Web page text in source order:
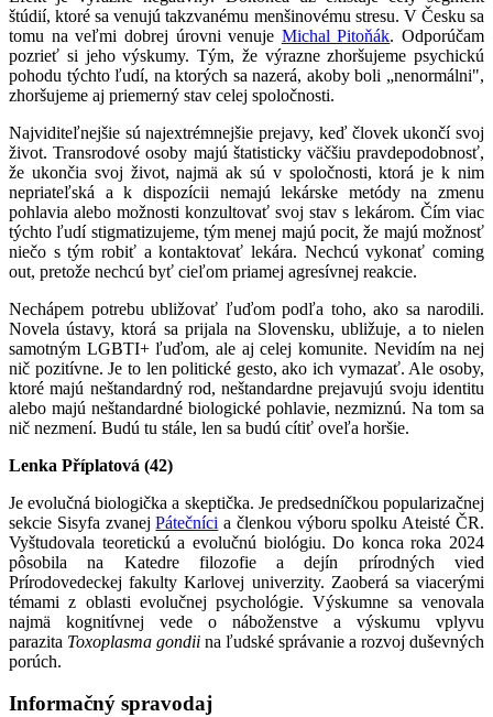
štúdií, ktoré sa venujú takzvanému menšinovému stresu. V Česku sa
tomu na veľmi dobrej úrovni venuje Michal Pitoňák. Odporúčam
pozrieť si jeho výskumy. Tým, že výrazne zhoršujeme psychickú
pohodu týchto ľudí, na ktorých sa nazerá, akoby boli „nenormálni",
zhoršujeme aj priemerný stav celej spoločnosti.
Najviditeľnejšie sú najextrémnejšie prejavy, keď človek ukončí svoj
život. Transrodové osoby majú štatisticky väčšiu pravdepodobnosť,
že ukončia svoj život, najmä ak sú v spoločnosti, ktorá je k nim
nepriateľská a k dispozícii nemajú lekárske metódy na zmenu
pohlavia alebo možnosti konzultovať svoj stav s lekárom. Čím viac
týchto ľudí stigmatizujeme, tým menej majú pocit, že majú možnosť
niečo s tým robiť a kontaktovať lekára. Nechcú vykonať coming
out, pretože nechcú byť cieľom priamej agresívnej reakcie.
Nechápem potrebu ubližovať ľuďom podľa toho, ako sa narodili.
Novela ústavy, ktorá sa prijala na Slovensku, ubližuje, a to nielen
samotným LGBTI+ ľuďom, ale aj celej komunite. Nevidím na nej
nič pozitívne. Je to len politické gesto, ako ich vymazať. Ale osoby,
ktoré majú neštandardný rod, neštandardne prejavujú svoju identitu
alebo majú neštandardné biologické pohlavie, nezmiznú. Na tom sa
nič nezmení. Budú tu stále, len sa budú cítiť oveľa horšie.
Lenka Příplatová (42)
Je evolučná biologička a skeptička. Je predsedníčkou popularizačnej
sekcie Sisyfa zvanejPátečníci a členkou výboru spolku Ateisté ČR.
Vyštudovala teoretickú a evolučnú biológiu. Do konca roka 2024
pôsobila na Katedre filozofie a dejín prírodných vied
Prírodovedeckej fakulty Karlovej univerzity. Zaoberá sa viacerými
témami z oblasti evolučnej psychológie. Výskumne sa venovala
najmä kognitívnej vede o náboženstve a výskumu vplyvu
parazita Toxoplasma gondii na ľudské správanie a rozvoj duševných
porúch.
Informačný spravodaj